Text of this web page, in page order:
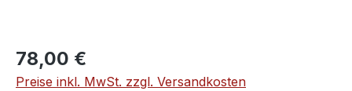
Regulärer Preis:
78,00 €
Preise inkl. MwSt. zzgl. Versandkosten